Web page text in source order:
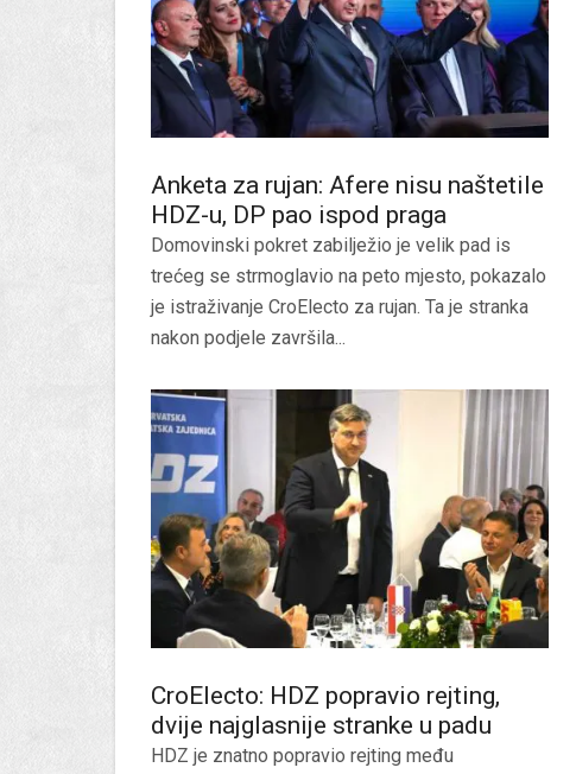
Anketa za rujan: Afere nisu naštetile
HDZ-u, DP pao ispod praga
Domovinski pokret zabilježio je velik pad is
trećeg se strmoglavio na peto mjesto, pokazalo
je istraživanje CroElecto za rujan. Ta je stranka
nakon podjele završila...
CroElecto: HDZ popravio rejting,
dvije najglasnije stranke u padu
HDZ je znatno popravio rejting među